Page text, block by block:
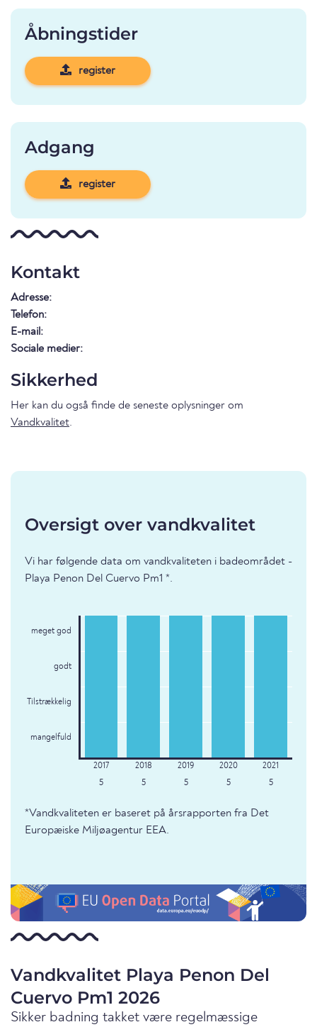
Åbningstider
register
Adgang
register
Kontakt
Adresse:
Telefon:
E-mail:
Sociale medier:
Sikkerhed
Her kan du også finde de seneste oplysninger om
Vandkvalitet.
Oversigt over vandkvalitet
Vi har følgende data om vandkvaliteten i badeområdet -
Playa Penon Del Cuervo Pm1 *.
meget god
godt
Tilstrækkelig
mangelfuld
5 5 5 5 5
*Vandkvaliteten er baseret på årsrapporten fra Det
Europæiske Miljøagentur EEA.
Vandkvalitet Playa Penon Del
Cuervo Pm1 2026
Sikker badning takket være regelmæssige